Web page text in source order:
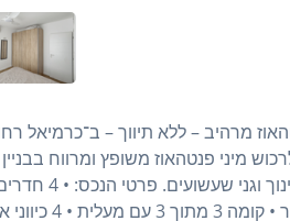
מיני פנטהאוז משופץ ומרווח